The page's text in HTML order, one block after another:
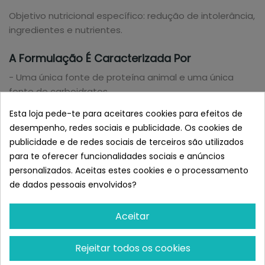
Objetivo nutricional específico: redução de intolerância,
ingredientes e nutrientes.
A Formulação É Caracterizada Por
- Uma única fonte de proteína animal e uma única
fonte de carboidratos.
efeito anti-inflamatório.
Dr. Clauder’s Lata de Dieta Hipoalergênica para gatos
não é recomendado para cães, filhotes e fêmeas
grávidas e em lactação.
Composição Dr.Clauder’s Dieta Úmida Hipoalergênica
Salmão, batata, óleo de linhaça, carbonato de cálcio,
óleo de borracha.
Esta loja pede-te para aceitares cookies para efeitos de
desempenho, redes sociais e publicidade. Os cookies de
publicidade e de redes sociais de terceiros são utilizados
para te oferecer funcionalidades sociais e anúncios
personalizados. Aceitas estes cookies e o processamento
de dados pessoais envolvidos?
Aceitar
Rejeitar todos os cookies